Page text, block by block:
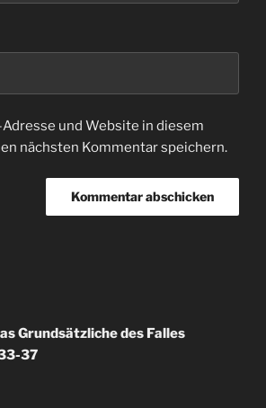
Adresse und Website in diesem
nächsten Kommentar speichern.
Grundsätzliche des Falles
37